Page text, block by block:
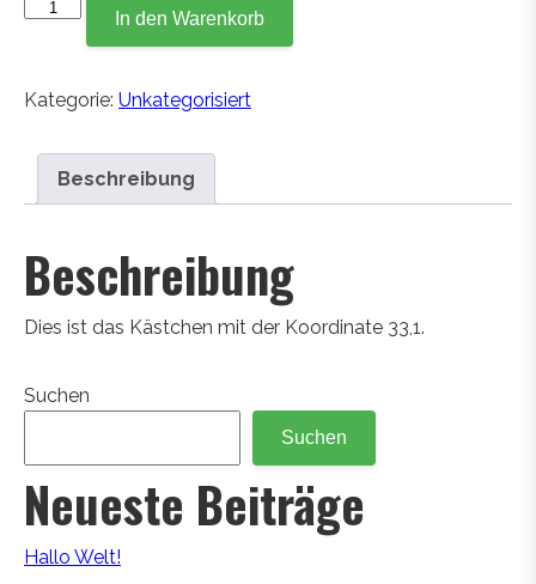
Koordinate
In den Warenkorb
Kategorie: Unkategorisiert
Beschreibung
Beschreibung
Dies ist das Kästchen mit der Koordinate 33,1.
Suchen
Suchen
Neueste Beiträge
Hallo Welt!